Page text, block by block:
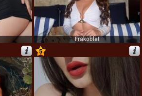
Frakoblet
5
64